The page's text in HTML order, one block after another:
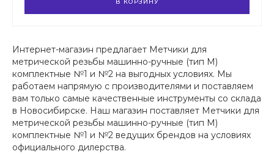
В КОРЗИНУ
Интернет-магазин предлагает Метчики для
метрической резьбы машинно-ручные (тип М)
комплектные №1 и №2 на выгодных условиях. Мы
работаем напрямую с производителями и поставляем
вам только самые качественные инструменты со склада
в Новосибирске. Наш магазин поставляет Метчики для
метрической резьбы машинно-ручные (тип М)
комплектные №1 и №2 ведущих брендов на условиях
официального дилерства.